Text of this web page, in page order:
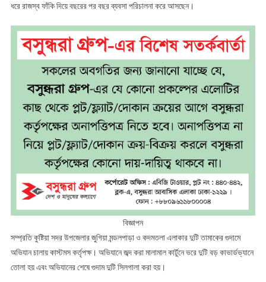
ধরে রাজস্ব ফাঁকি দিয়ে বছরের পর বছর ব্যবসা পরিচালনা করে আসছেন।
বিজ্ঞাপন
সম্প্রতি কুষ্টিয়া সদর উপজেলার জুগিয়া মন্ডলপাড়া ও কদমতলা এলাকার দুটি তামাকের গুদামে
অভিযান চালায় কাস্টমস কর্তৃপক্ষ। অভিযানে জব্দ করা মালামাল কার্টুনে ভরে দুটি বড় কাভার্ডভ্যানে
তোলা হয় এবং অভিযানের শেষে গুদাম দুটি সিলগালা করা হয়।